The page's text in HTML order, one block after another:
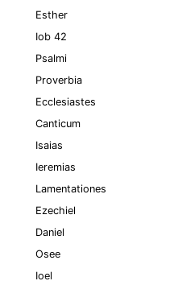
Esther
Iob 42
Psalmi
Proverbia
Ecclesiastes
Canticum
Isaias
Ieremias
Lamentationes
Ezechiel
Daniel
Osee
Ioel